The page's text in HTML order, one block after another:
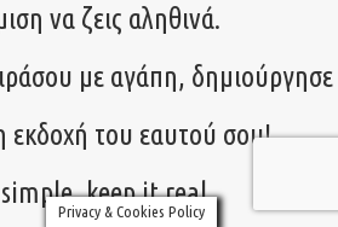
να ζεις αληθινά.
με αγάπη, δημιούργησε
εκδοχή του εαυτού σου!
keep it real.
Privacy & Cookies Policy